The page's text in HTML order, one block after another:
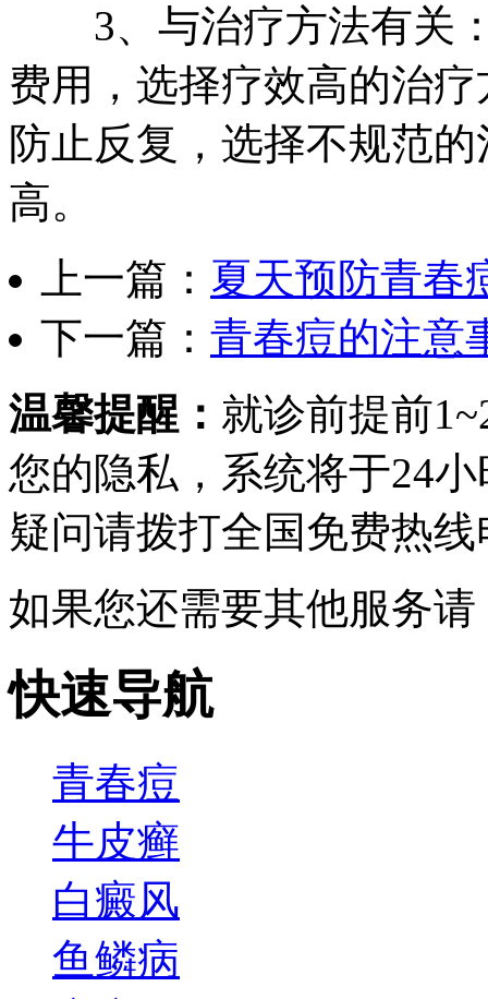
3、与治疗方法有关：
费用，选择疗效高的治
防止反复，选择不规范
高。
上一篇： 夏天预防青春
下一篇： 青春痘的注意
温馨提醒： 就诊前提前
您的隐私，系统将于24
疑问请拨打全国免费热线
如果您还需要其他服务
快速导航
青春痘
牛皮癣
白癜风
鱼鳞病